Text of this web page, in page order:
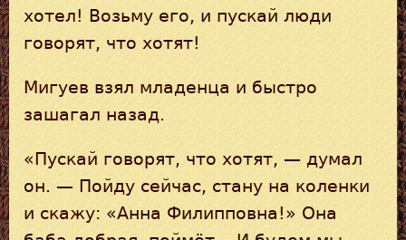
хотел! Возьму его, и пускай люди
говорят, что хотят!
Мигуев взял младенца и быстро
зашагал назад.
«Пускай говорят, что хотят, — думал
он. — Пойду сейчас, стану на коленки
и скажу: «Анна Филипповна!» Она